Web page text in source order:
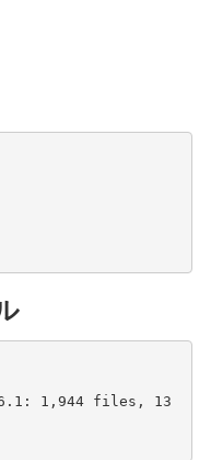
1,944 files, 13